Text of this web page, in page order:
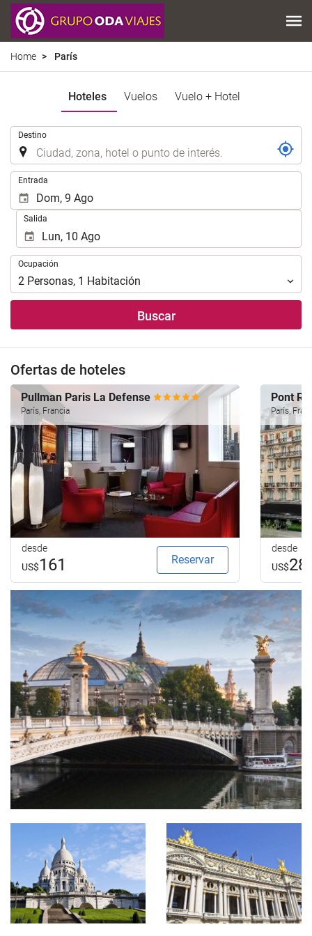
Home París
Hoteles Vuelos Vuelo + Hotel
Destino
Entrada
Salida
Ocupación
Ocupación
2 Personas, 1 Habitación
Buscar
Ofertas de hoteles
Pullman Paris La Defense
París, Francia
desde
US$161 Reservar
Pont
París,
desde
US$